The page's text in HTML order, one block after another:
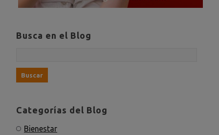
Busca en el Blog
Categorías del Blog
Bienestar